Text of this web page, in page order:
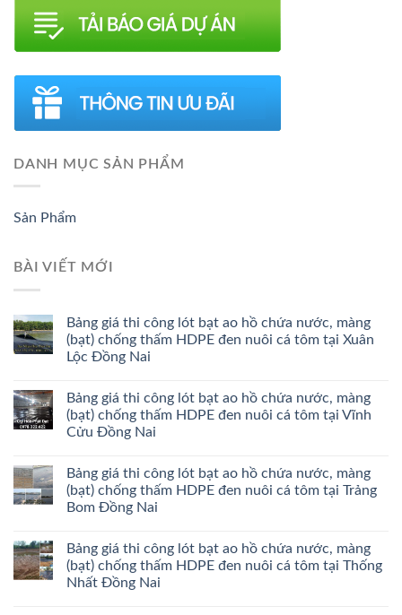
DANH MỤC SẢN PHẨM
Sản Phẩm
BÀI VIẾT MỚI
Bảng giá thi công lót bạt ao hồ chứa nước, màng
(bạt) chống thấm HDPE đen nuôi cá tôm tại Xuân
Lộc Đồng Nai
Bảng giá thi công lót bạt ao hồ chứa nước, màng
(bạt) chống thấm HDPE đen nuôi cá tôm tại Vĩnh
Cửu Đồng Nai
Bảng giá thi công lót bạt ao hồ chứa nước, màng
(bạt) chống thấm HDPE đen nuôi cá tôm tại Trảng
Bom Đồng Nai
Bảng giá thi công lót bạt ao hồ chứa nước, màng
(bạt) chống thấm HDPE đen nuôi cá tôm tại Thống
Nhất Đồng Nai